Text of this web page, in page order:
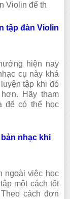
Violin để th
tập đàn Violin
hiện nay
cụ này khá
tập khi đó
Hãy tham
để có thể học
nhạc khi
ngoài việc học
một cách tốt
cách đơn